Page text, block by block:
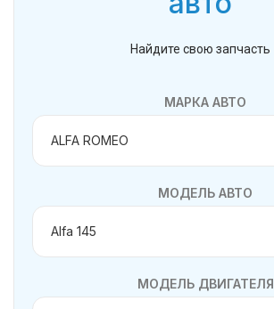
Найдите свою запчасть
МАРКА АВТО
МОДЕЛЬ АВТО
МОДЕЛЬ ДВИГАТЕЛЯ